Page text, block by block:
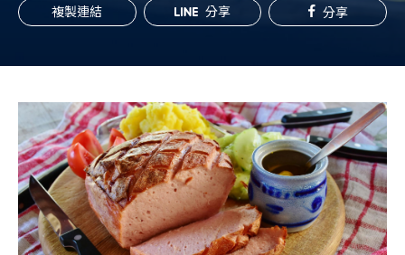
帳款轉讓
平台操作
知識專區
平台介紹
複製連結 分享 分享